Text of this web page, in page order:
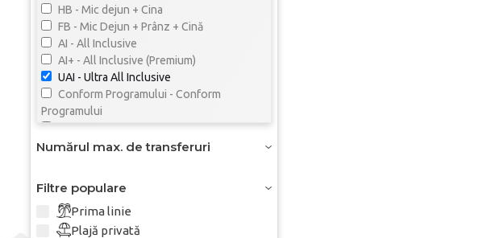
HB - Mic dejun + Сina
FB - Mic Dejun + Prânz + Cină
AI - All Inclusive
AI+ - All Inclusive (Premium)
UAI - Ultra All Inclusive
Conform Programului - Conform
Programului
Not Specified - Nu este specificat
Numărul max. de transferuri
Filtre populare
Prima linie
Plajă privată